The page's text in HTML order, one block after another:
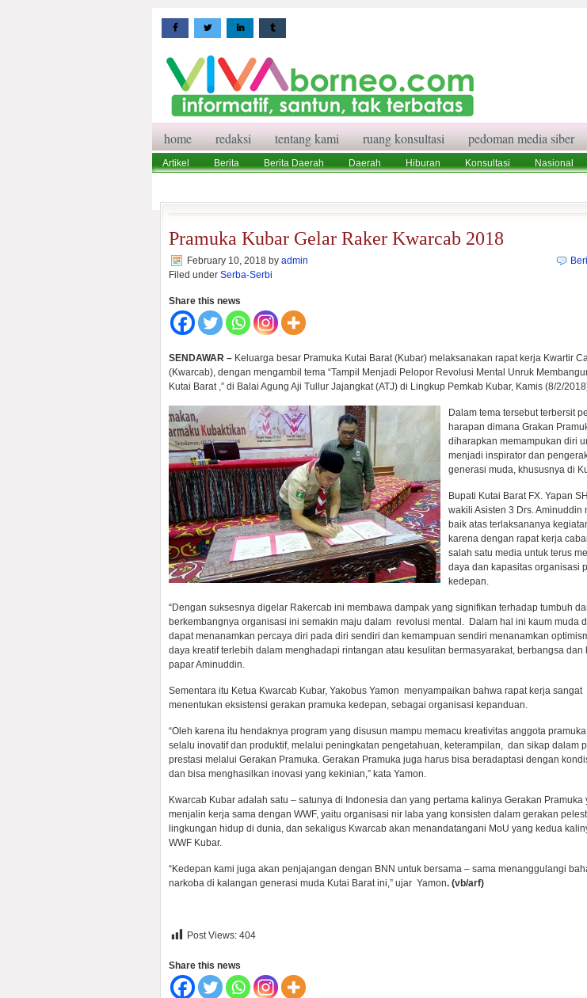
home redaksi tentang kami ruang konsultasi pedoman media siber
Artikel Berita Berita Daerah Daerah Hiburan Konsultasi Nasional
Pramuka Kubar Gelar Raker Kwarcab 2018
February 10, 2018 by admin
Filed under Serba-Serbi
Share this news
SENDAWAR – Keluarga besar Pramuka Kutai Barat (Kubar) melaksanakan rapat kerja Kwartir
(Kwarcab), dengan mengambil tema “Tampil Menjadi Pelopor Revolusi Mental Unruk
Kutai Barat ,” di Balai Agung Aji Tullur Jajangkat (ATJ) di Lingkup Pemkab Kubar, Kamis (8/2/
Dalam tema tersebut terbersit
harapan dimana Grakan
diharapkan memampukan diri
menjadi inspirator dan
generasi muda, khususnya di
Bupati Kutai Barat FX. Yapan
wakili Asisten 3 Drs. Aminuddin
baik atas terlaksananya
karena dengan rapat kerja
salah satu media untuk terus
daya dan kapasitas organisasi
kedepan.
“Dengan suksesnya digelar Rakercab ini membawa dampak yang signifikan terhadap tumbuh
berkembangnya organisasi ini semakin maju dalam revolusi mental. Dalam hal ini kaum muda
dapat menanamkan percaya diri pada diri sendiri dan kemampuan sendiri menanamkan
daya kreatif terlebih dalam menghadapi rintangan atau kesulitan bermasyarakat, berbangsa dan
papar Aminuddin.
Sementara itu Ketua Kwarcab Kubar, Yakobus Yamon menyampaikan bahwa rapat kerja sangat
menentukan eksistensi gerakan pramuka kedepan, sebagai organisasi kepanduan.
“Oleh karena itu hendaknya program yang disusun mampu memacu kreativitas anggota
selalu inovatif dan produktif, melalui peningkatan pengetahuan, keterampilan, dan sikap dalam
prestasi melalui Gerakan Pramuka. Gerakan Pramuka juga harus bisa beradaptasi dengan
dan bisa menghasilkan inovasi yang kekinian,” kata Yamon.
Kwarcab Kubar adalah satu – satunya di Indonesia dan yang pertama kalinya Gerakan Pramuka
menjalin kerja sama dengan WWF, yaitu organisasi nir laba yang konsisten dalam gerakan
lingkungan hidup di dunia, dan sekaligus Kwarcab akan menandatangani MoU yang kedua
WWF Kubar.
“Kedepan kami juga akan penjajangan dengan BNN untuk bersama – sama menanggulangi
narkoba di kalangan generasi muda Kutai Barat ini,” ujar Yamon. (vb/arf)
Post Views: 404
Share this news